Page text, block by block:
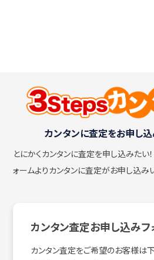
カンタンに査定をお申し込
とにかくカンタンに査定を申し込みたい！
ォームよりカンタンに査定がお申し込み
カンタン査定お申し込みフ
カンタン査定をご希望のお客様は